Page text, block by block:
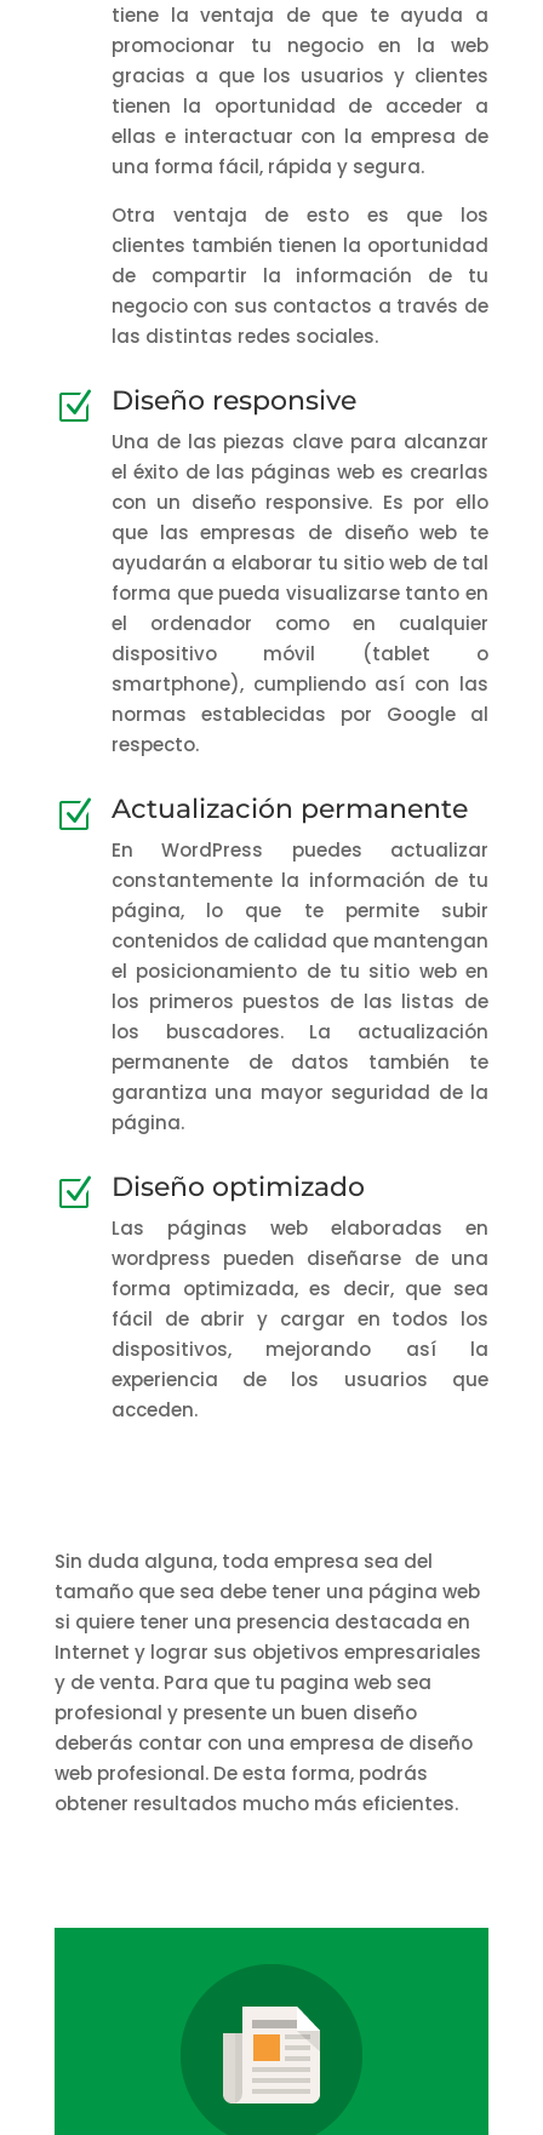
tiene la ventaja de que te ayuda a
promocionar tu negocio en la web
gracias a que los usuarios y clientes
tienen la oportunidad de acceder a
ellas e interactuar con la empresa de
una forma fácil, rápida y segura.
Otra ventaja de esto es que los
clientes también tienen la oportunidad
de compartir la información de tu
negocio con sus contactos a través de
las distintas redes sociales.
Z Diseño responsive
Una de las piezas clave para alcanzar
el éxito de las páginas web es crearlas
con un diseño responsive. Es por ello
que las empresas de diseño web te
ayudarán a elaborar tu sitio web de tal
forma que pueda visualizarse tanto en
el ordenador como en cualquier
dispositivo móvil (tablet o
smartphone), cumpliendo así con las
normas establecidas por Google al
respecto.
Z Actualización permanente
En WordPress puedes actualizar
constantemente la información de tu
página, lo que te permite subir
contenidos de calidad que mantengan
el posicionamiento de tu sitio web en
los primeros puestos de las listas de
los buscadores. La actualización
permanente de datos también te
garantiza una mayor seguridad de la
página.
Z Diseño optimizado
Las páginas web elaboradas en
wordpress pueden diseñarse de una
forma optimizada, es decir, que sea
fácil de abrir y cargar en todos los
dispositivos, mejorando así la
experiencia de los usuarios que
acceden.
Sin duda alguna, toda empresa sea del
tamaño que sea debe tener una página web
si quiere tener una presencia destacada en
Internet y lograr sus objetivos empresariales
y de venta. Para que tu pagina web sea
profesional y presente un buen diseño
deberás contar con una empresa de diseño
web profesional. De esta forma, podrás
obtener resultados mucho más eficientes.